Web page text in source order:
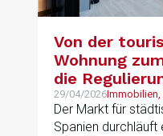
Von der
Wohnung
die
in Richtung
Produkte
29/04/2026Immobilien,
Der Markt für
Spanien durchläuft